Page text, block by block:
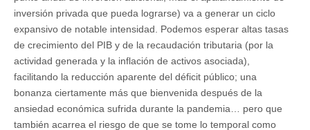
inversión privada que pueda lograrse) va a generar un ciclo
expansivo de notable intensidad. Podemos esperar altas tasas
de crecimiento del PIB y de la recaudación tributaria (por la
actividad generada y la inflación de activos asociada),
facilitando la reducción aparente del déficit público; una
bonanza ciertamente más que bienvenida después de la
ansiedad económica sufrida durante la pandemia… pero que
también acarrea el riesgo de que se tome lo temporal como